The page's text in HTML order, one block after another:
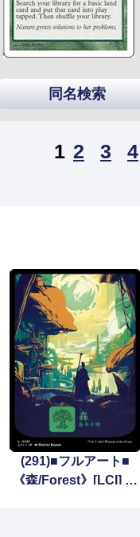
同名検索
1 2 3 4
(291)■フルアート■
《森/Forest》[LCI] 土